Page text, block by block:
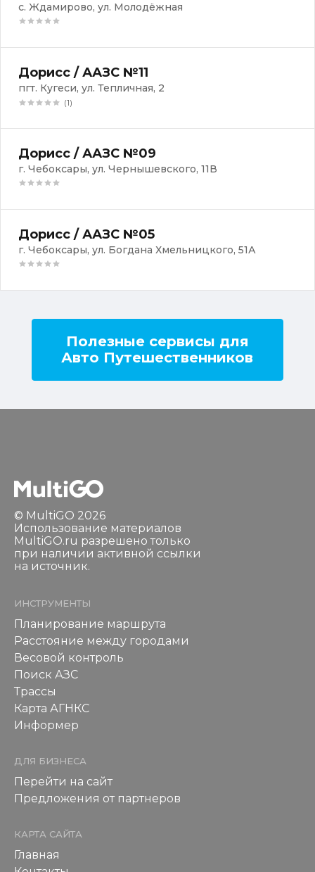
с. Ждамирово, ул. Молодёжная
Дорисс / ААЗС №11
пгт. Кугеси, ул. Тепличная, 2
(1)
Дорисс / ААЗС №09
г. Чебоксары, ул. Чернышевского, 11В
Дорисс / ААЗС №05
г. Чебоксары, ул. Богдана Хмельницкого, 51А
Полезные сервисы для
Авто Путешественников
© MultiGO 2026
Использование материалов
MultiGO.ru разрешено только
при наличии активной ссылки
на источник.
ИНСТРУМЕНТЫ
Планирование маршрута
Расстояние между городами
Весовой контроль
Поиск АЗС
Трассы
Карта АГНКС
Информер
ДЛЯ БИЗНЕСА
Перейти на сайт
Предложения от партнеров
КАРТА САЙТА
Главная